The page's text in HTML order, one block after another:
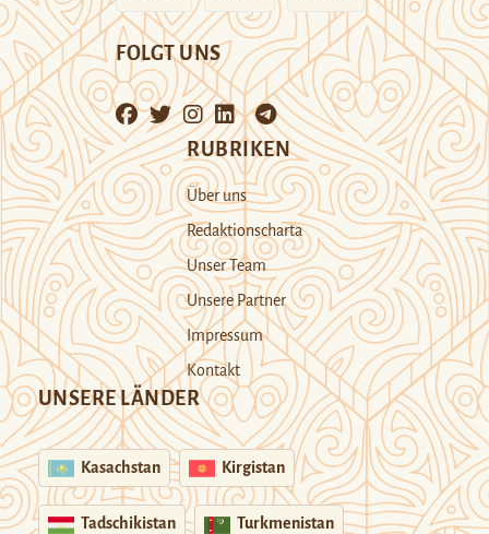
FOLGT UNS
RUBRIKEN
Über uns
Redaktionscharta
Unser Team
Unsere Partner
Impressum
Kontakt
UNSERE LÄNDER
Kasachstan Kirgistan
Tadschikistan Turkmenistan